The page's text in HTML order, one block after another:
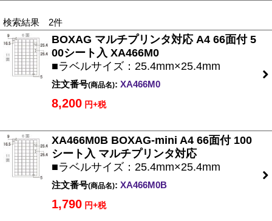
検索結果 2件
BOXAG マルチプリンタ対応 A4 66面付 5
00シート入 XA466M0
■ラベルサイズ：25.4mm×25.4mm
注文番号(商品名): XA466M0
8,200 円+税
XA466M0B BOXAG-mini A4 66面付 100
シート入 マルチプリンタ対応
■ラベルサイズ：25.4mm×25.4mm
注文番号(商品名): XA466M0B
1,790 円+税